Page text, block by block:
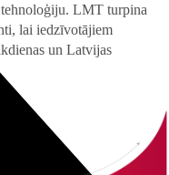
LMT turpina
lai iedzīvotājiem
un Latvijas